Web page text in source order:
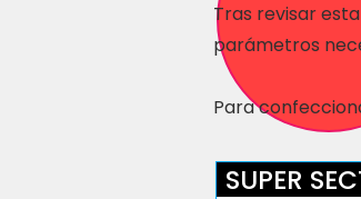
Tras revisar
parámetros
Para
SUPER